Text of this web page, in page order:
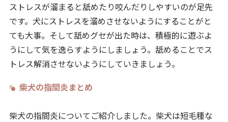
ストレスが溜まると舐めたり咬んだりしやすいのが足先
です。犬にストレスを溜めさせないようにすることがと
ても大事。そして舐めグセが出た時は、積極的に遊ぶよ
うにして気を逸らすようにしましょう。舐めることでス
トレス解消させないようにしていきましょう。
柴犬の指間炎まとめ
柴犬の指間炎についてご紹介しました。柴犬は短毛種な